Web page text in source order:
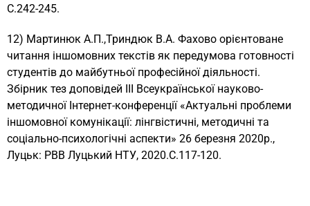
С.242-245.
12) Мартинюк А.П.,Триндюк В.А. Фахово орієнтоване
читання іншомовних текстів як передумова готовності
студентів до майбутньої професійної діяльності.
Збірник тез доповідей ІІІ Всеукраїнської науково-
методичної Інтернет-конференції «Актуальні проблеми
іншомовної комунікації: лінгвістичні, методичні та
соціально-психологічні аспекти» 26 березня 2020р.,
Луцьк: РВВ Луцький НТУ, 2020.С.117-120.